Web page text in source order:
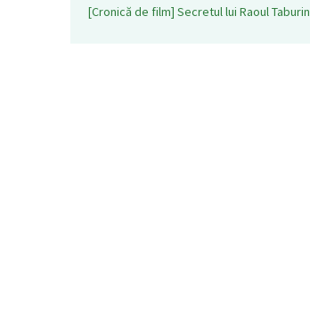
[Cronică de film] Secretul lui Raoul Taburin